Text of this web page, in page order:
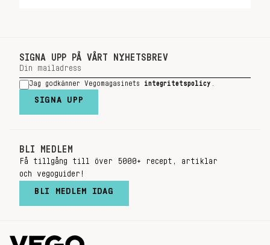
SIGNA UPP PÅ VÅRT NYHETSBREV
Jag godkänner Vegomagasinets integritetspolicy
SIGNA UPP
BLI MEDLEM
Få tillgång till över 5000+ recept, artiklar
och vegoguider!
BLI MEDLEM IDAG